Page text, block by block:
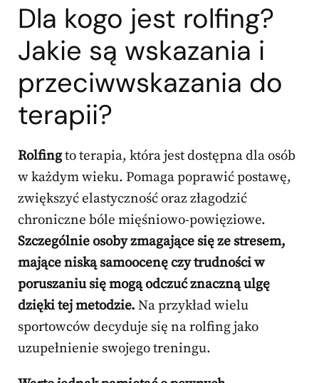
Dla kogo jest rolfing?
Jakie są wskazania i
przeciwwskazania do
terapii?
Rolfingto terapia, która jest dostępna dla osób
w każdym wieku. Pomaga poprawić postawę,
zwiększyć elastyczność oraz złagodzić
chroniczne bóle mięśniowo-powięziowe.
Szczególnie osoby zmagające się ze stresem,
mające niską samoocenę czy trudności w
poruszaniu się mogą odczuć znaczną ulgę
dzięki tej metodzie. Na przykład wielu
sportowców decyduje się na rolfing jako
uzupełnienie swojego treningu.